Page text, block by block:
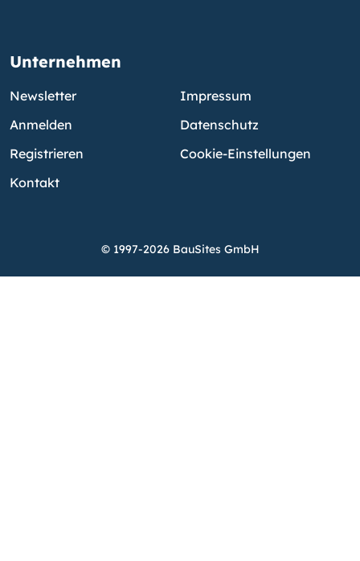
Unternehmen
Newsletter
Anmelden
Registrieren
Kontakt
Impressum
Datenschutz
Cookie-Einstellungen
© 1997-2026 BauSites GmbH